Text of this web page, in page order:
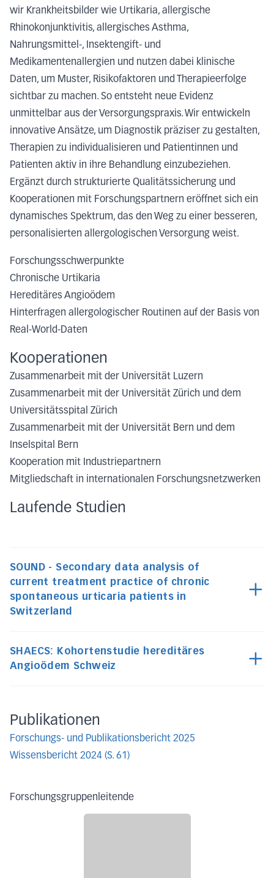
wir Krankheitsbilder wie Urtikaria, allergische
Rhinokonjunktivitis, allergisches Asthma,
Nahrungsmittel-, Insektengift- und
Medikamentenallergien und nutzen dabei klinische
Daten, um Muster, Risikofaktoren und Therapieerfolge
sichtbar zu machen. So entsteht neue Evidenz
unmittelbar aus der Versorgungspraxis. Wir entwickeln
innovative Ansätze, um Diagnostik präziser zu gestalten,
Therapien zu individualisieren und Patientinnen und
Patienten aktiv in ihre Behandlung einzubeziehen.
Ergänzt durch strukturierte Qualitätssicherung und
Kooperationen mit Forschungspartnern eröffnet sich ein
dynamisches Spektrum, das den Weg zu einer besseren,
personalisierten allergologischen Versorgung weist.
Forschungsschwerpunkte
Chronische Urtikaria
Hereditäres Angioödem
Hinterfragen allergologischer Routinen auf der Basis von
Real-World-Daten
Kooperationen
Zusammenarbeit mit der Universität Luzern
Zusammenarbeit mit der Universität Zürich und dem
Universitätsspital Zürich
Zusammenarbeit mit der Universität Bern und dem
Inselspital Bern
Kooperation mit Industriepartnern
Mitgliedschaft in internationalen Forschungsnetzwerken
Laufende Studien
SOUND - Secondary data analysis of
current treatment practice of chronic
spontaneous urticaria patients in
Switzerland
SHAECS: Kohortenstudie hereditäres
Angioödem Schweiz
Publikationen
Forschungs- und Publikationsbericht 2025
Wissensbericht 2024 (S. 61)
Forschungsgruppenleitende